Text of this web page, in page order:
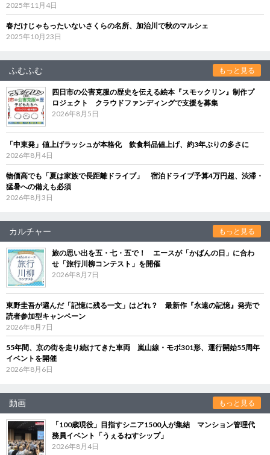
2025年11月4日
春だけじゃもったいないさくらの名所、加治川で秋のマルシェ
2025年10月23日
ふむふむ もっと見る
四日市の公害克服の歴史を伝える絵本『スモックリン』制作プ
ロジェクト クラウドファンディングで支援を募集
2026年8月5日
「中東発」値上げラッシュが本格化 飲食料品値上げ、約3年ぶりの多さに
2026年8月4日
物価高でも「夏は家族で長距離ドライブ」 宿泊ドライブ予算4万円超、渋滞・
猛暑への備えも必須
2026年8月3日
カルチャー もっと見る
旅の思い出を五・七・五で！ エースが「かばんの日」に合わ
せ「旅行川柳コンテスト」を開催
2026年8月7日
東野圭吾が選んだ「記憶に残る一文」はどれ？ 最新作『永遠の記憶』発売で
読者参加型キャンペーン
2026年8月7日
55年間、京の街を走り続けてきた車両 嵐山線・モボ301形、運行開始55周年
イベントを開催
2026年8月6日
動画 もっと見る
「100歳現役」目指すシニア1500人が集結 マンション管理代
務員イベント「うぇるねすシップ」
2026年8月4日